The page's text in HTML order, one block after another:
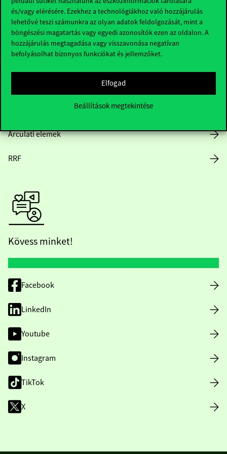
és/vagy elérésére. Ezekhez a technológiákhoz való hozzájárulás
lehetővé teszi számunkra az olyan adatok feldolgozását, mint a
böngészési magatartás vagy egyedi azonosítók ezen az oldalon. A
hozzájárulás megtagadása vagy visszavonása negatívan
befolyásolhat bizonyos funkciókat és jellemzőket.
Elfogad
Beállítások megtekintése
Nyitvatartás
Házirend
Arculati elemek
RRF
Kövess minket!
Facebook
LinkedIn
Youtube
Instagram
TikTok
X